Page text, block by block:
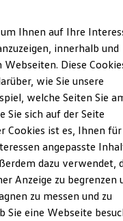
Nutzfahrzeuge
Transporter/Caravelle
Amarok
Modelle
Ihnen auf Ihre
innerhalb und
Diese
wie Sie unsere
welche Seiten Sie
Sie sich auf der Seite
Cookies ist es, Ihnen für
angepasste
dazu verwendet,
Anzeige zu begrenzen
zu messen und zu
Sie eine Webseite